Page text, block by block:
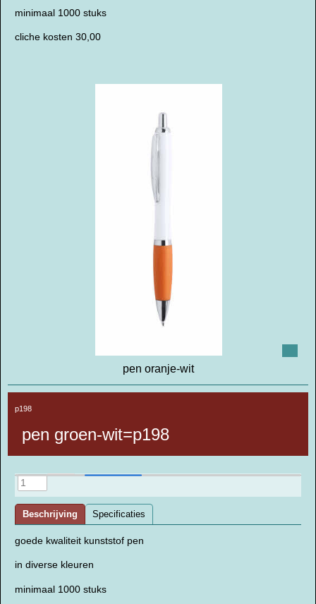
minimaal 1000 stuks
cliche kosten 30,00
pen oranje-wit
p198
pen groen-wit=p198
Beschrijving Specificaties
goede kwaliteit kunststof pen
in diverse kleuren
minimaal 1000 stuks